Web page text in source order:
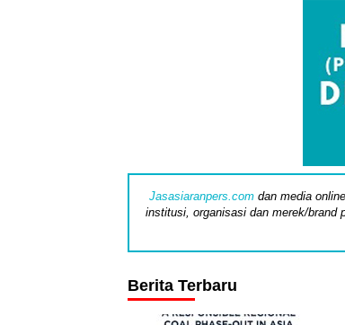
Jasasiaranpers.com dan media
institusi, organisasi dan merek/brand
Berita Terbaru